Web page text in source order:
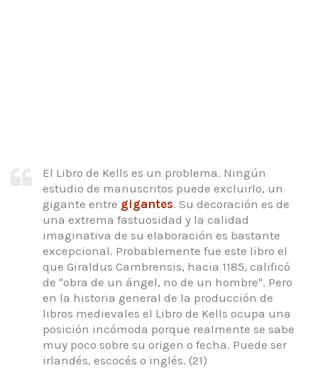
El Libro de Kells es un problema. Ningún
estudio de manuscritos puede excluirlo, un
gigante entre gigantes. Su decoración es de
una extrema fastuosidad y la calidad
imaginativa de su elaboración es bastante
excepcional. Probablemente fue este libro el
que Giraldus Cambrensis, hacia 1185, calificó
de "obra de un ángel, no de un hombre". Pero
en la historia general de la producción de
libros medievales el Libro de Kells ocupa una
posición incómoda porque realmente se sabe
muy poco sobre su origen o fecha. Puede ser
irlandés, escocés o inglés. (21)